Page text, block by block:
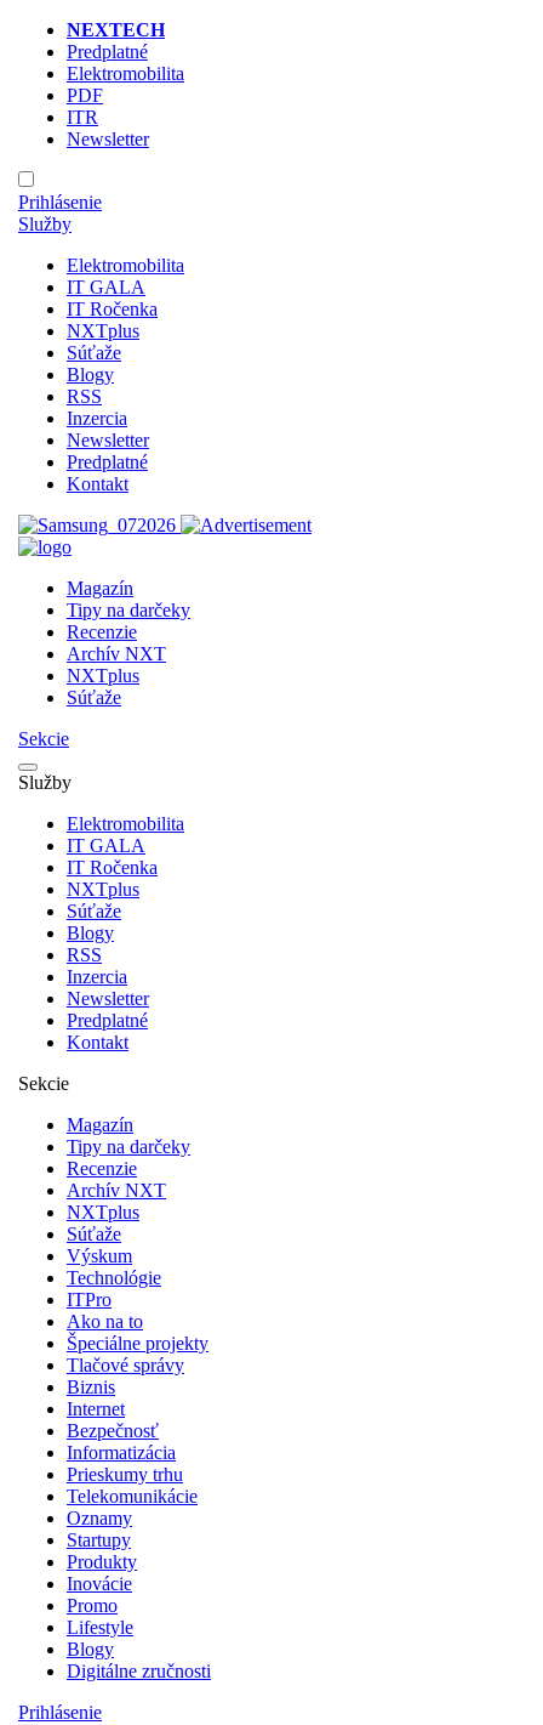
NEXTECH
Predplatné
Elektromobilita
PDF
ITR
Newsletter
Prihlásenie
Služby
Elektromobilita
IT GALA
IT Ročenka
NXTplus
Súťaže
Blogy
RSS
Inzercia
Newsletter
Predplatné
Kontakt
Magazín
Tipy na darčeky
Recenzie
Archív NXT
NXTplus
Súťaže
Sekcie
Služby
Elektromobilita
IT GALA
IT Ročenka
NXTplus
Súťaže
Blogy
RSS
Inzercia
Newsletter
Predplatné
Kontakt
Sekcie
Magazín
Tipy na darčeky
Recenzie
Archív NXT
NXTplus
Súťaže
Výskum
Technológie
ITPro
Ako na to
Špeciálne projekty
Tlačové správy
Biznis
Internet
Bezpečnosť
Informatizácia
Prieskumy trhu
Telekomunikácie
Oznamy
Startupy
Produkty
Inovácie
Promo
Lifestyle
Blogy
Digitálne zručnosti
Prihlásenie